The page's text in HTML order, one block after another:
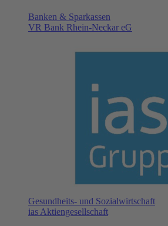
Banken & Sparkassen
VR Bank Rhein-Neckar eG
Gesundheits- und Sozialwirtschaft
ias Aktiengesellschaft